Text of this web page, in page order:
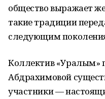
общество выражает
такие традиции
следующим
Коллектив «Уралым»
Абдрахимовой
участники —